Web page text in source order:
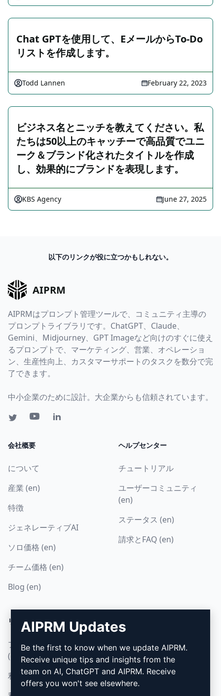
Chat GPTを使用して、EメールからTo-Do
リストを作成します。
Todd Lannen February 22, 2023
ビジネス名とニッチを教えてください。私
たちは50以上のキャッチーで高品質でユニ
ーク＆ブランド化されたタイトルを作成
し、効果的にブランドを表現します。
KBS Agency June 27, 2025
以下のリンクが役に立つかもしれない。
AIPRM
AIPRMはプロンプト管理ツールで、コミュニティ主導の
プロンプトライブラリです。ChatGPT、Claude、
Gemini、Midjourney、GPT Imageなど向けのすぐに使え
るプロンプトで、マーケティング、営業、オペレーショ
ン、生産性向上、カスタマーサポートのタスクを数分で完
了できます。
中小企業のために設計。大企業からも信頼されています。
会社概要
について
産業 (en)
特徴
ジェネレーティブAI
ソロ価格 (en)
チーム価格 (en)
Blog (en)
ヘルプセンター
チュートリアル
ユーザーコミュニティ
(en)
ステータス (en)
請求とFAQ (en)
リーガル
プライバシーポリシー
(en)
利用規定 (en)
インストール方法
グーグル・クローム (en)
マイクロソフト・エッジ
AIPRM Updates
Be the first to know when we update AIPRM.
Receive unique tips and insights from the
team on AI, ChatGPT and AIPRM. Receive
offers you won't see elsewhere.